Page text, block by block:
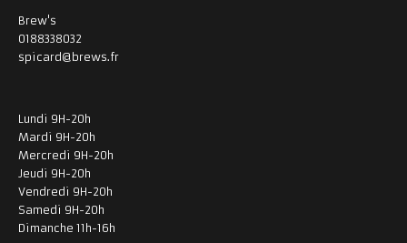
Brew's
0188338032
spicard@brews.fr
Lundi 9H-20h
Mardi 9H-20h
Mercredi 9H-20h
Jeudi 9H-20h
Vendredi 9H-20h
Samedi 9H-20h
Dimanche 11h-16h